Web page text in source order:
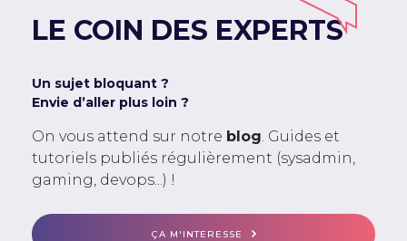
LE COIN DES EXPERTS
Un sujet bloquant ?
Envie d’aller plus loin ?
On vous attend sur notre blog . Guides et
tutoriels publiés régulièrement (sysadmin,
gaming, devops...) !
ÇA M'INTERESSE